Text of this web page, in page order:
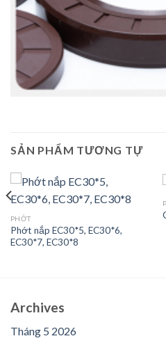
SẢN PHẨM TƯƠNG TỰ
PHỚT
Phớt nắp EC30*5, EC30*6,
EC30*7, EC30*8
Archives
Tháng 5 2026